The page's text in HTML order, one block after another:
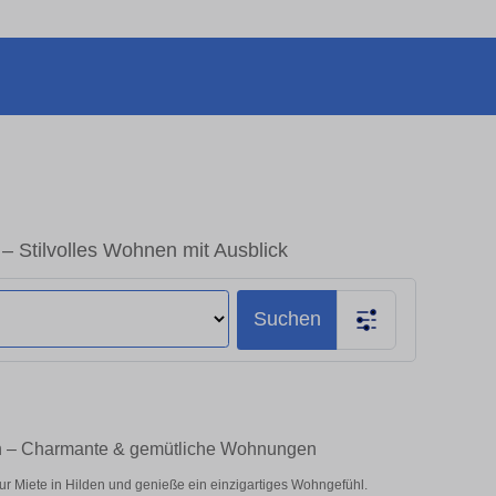
Stilvolles Wohnen mit Ausblick
Suchen
Charmante & gemütliche Wohnungen
Miete in Hilden und genieße ein einzigartiges Wohngefühl.